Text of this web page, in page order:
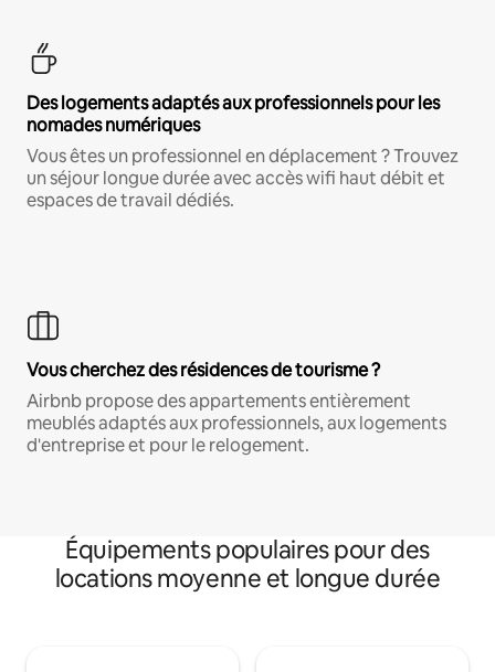
Des logements adaptés aux professionnels pour les
nomades numériques
Vous êtes un professionnel en déplacement ? Trouvez
un séjour longue durée avec accès wifi haut débit et
espaces de travail dédiés.
Vous cherchez des résidences de tourisme ?
Airbnb propose des appartements entièrement
meublés adaptés aux professionnels, aux logements
d'entreprise et pour le relogement.
Équipements populaires pour des
locations moyenne et longue durée